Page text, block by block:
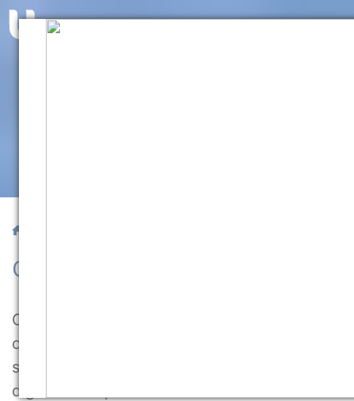
Comitê de Ética
O Comitê de Ética em Pesquisa – CEP foi
criado para defender os interesses dos
sujeitos da pesquisa em sua integridade e
dignidade e para contribuir no